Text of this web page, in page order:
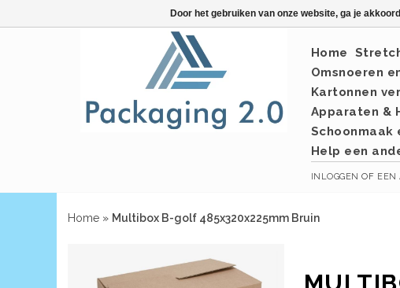
Home
Omsnoeren
Kartonnen
Apparaten &
Schoonmaak
Help een
INLOGGEN OF EEN
Home » Multibox B-golf 485x320x225mm Bruin
Door het gebruiken van onze website, ga je